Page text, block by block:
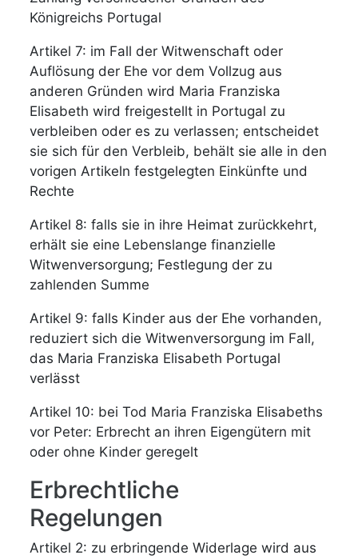
Königreichs Portugal
Artikel 7: im Fall der Witwenschaft oder
Auflösung der Ehe vor dem Vollzug aus
anderen Gründen wird Maria Franziska
Elisabeth wird freigestellt in Portugal zu
verbleiben oder es zu verlassen; entscheidet
sie sich für den Verbleib, behält sie alle in den
vorigen Artikeln festgelegten Einkünfte und
Rechte
Artikel 8: falls sie in ihre Heimat zurückkehrt,
erhält sie eine Lebenslange finanzielle
Witwenversorgung; Festlegung der zu
zahlenden Summe
Artikel 9: falls Kinder aus der Ehe vorhanden,
reduziert sich die Witwenversorgung im Fall,
das Maria Franziska Elisabeth Portugal
verlässt
Artikel 10: bei Tod Maria Franziska Elisabeths
vor Peter: Erbrecht an ihren Eigengütern mit
oder ohne Kinder geregelt
Erbrechtliche
Regelungen
Artikel 2: zu erbringende Widerlage wird aus